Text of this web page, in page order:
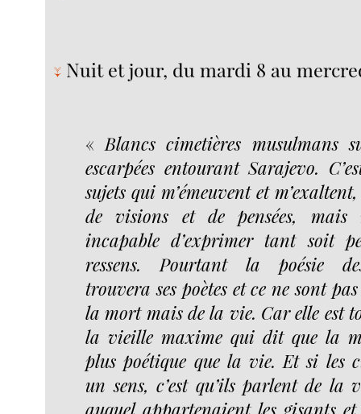
↓ Nuit et jour, du mardi 8 au
«Blancs cimetières musulmans
escarpées entourant Sarajevo.
sujets qui m’émeuvent et
de visions et de pensées, mais
incapable d’exprimer tant soit
ressens. Pourtant la poésie
trouvera ses poètes et ce ne sont pas
la mort mais de la vie. Car elle est
la vieille maxime qui dit que la
plus poétique que la vie. Et si les
un sens, c’est qu’ils parlent de la